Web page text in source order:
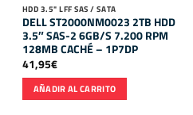
HDD 3.5" LFF SAS / SATA
DELL ST2000NM0023 2TB HDD
3.5″ SAS-2 6GB/S 7.200 RPM
128MB CACHÉ – 1P7DP
41,95€
AÑADIR AL CARRITO